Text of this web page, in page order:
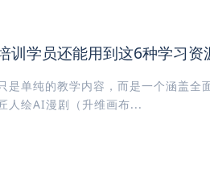
训学员还能用到这6种学习资
是单纯的教学内容，而是一个涵盖全
人绘AI漫剧（升维画布...